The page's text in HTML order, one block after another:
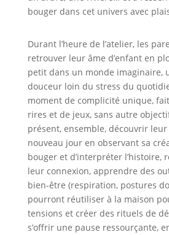
bouger dans cet univers avec
Durant l’heure de l’atelier, les
retrouver leur âme d’enfant en
petit dans un monde imaginaire,
douceur loin du stress du
moment de complicité unique,
rires et de jeux, sans autre
présent, ensemble, découvrir
nouveau jour en observant sa
bouger et d’interpréter l’histoire,
leur connexion, apprendre des
bien-être (respiration, postures
pourront réutiliser à la maison
tensions et créer des rituels de
s’offrir une pause ressourçante,